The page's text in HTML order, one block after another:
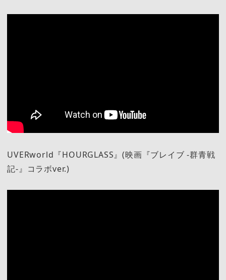
UVERworld『HOURGLASS』(映画『ブレイブ -群青戦
記-』コラボver.)